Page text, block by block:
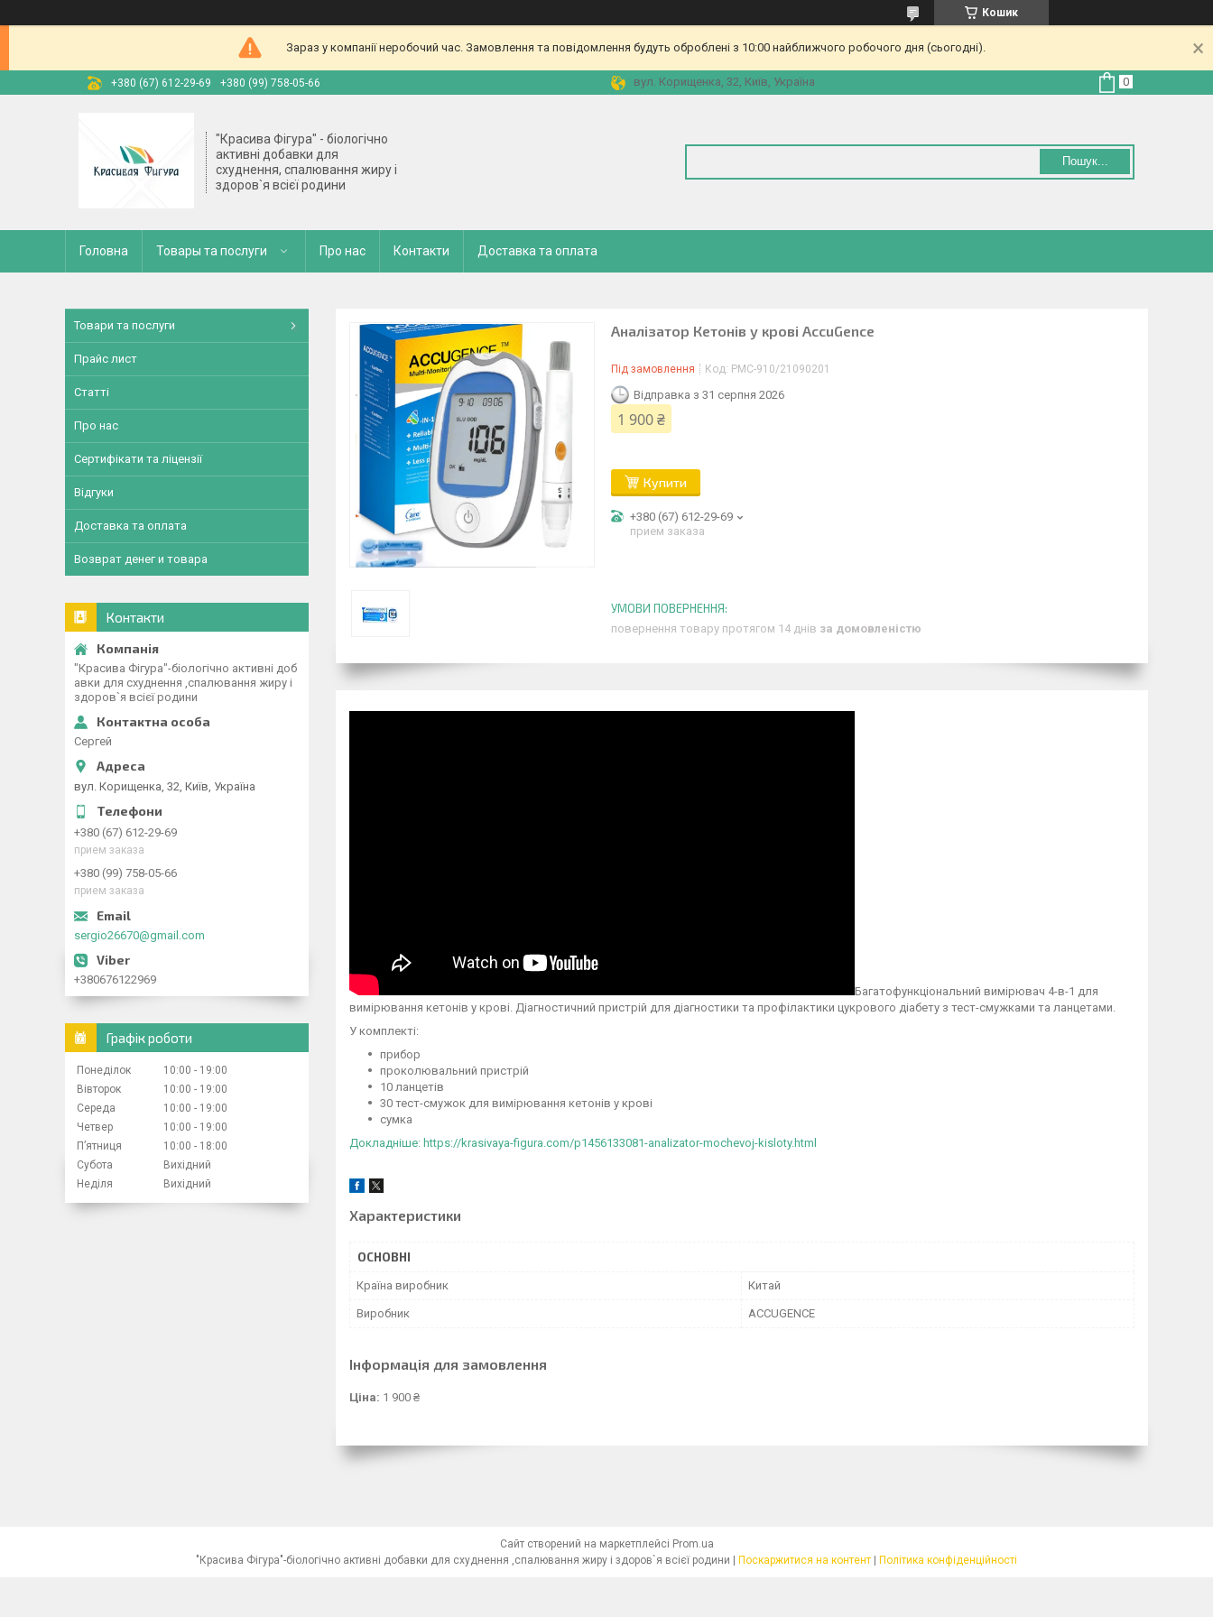
Кошик
Зараз у компанії неробочий час. Замовлення та повідомлення будуть оброблені з 10:00 найближчого робочого дня (сьогодні).
+380 (67) 612-29-69 +380 (99) 758-05-66 вул. Корищенка, 32, Київ, Україна
"Красива Фігура" - біологічно
активні добавки для
схуднення, спалювання жиру і
здоров`я всієї родини
Пошук...
Головна Товары та послуги Про нас Контакти Доставка та оплата
Аналізатор Кетонів у крові AccuGence
Під замовлення Код: PMC-910/21090201
Відправка з 31 серпня 2026
1 900 ₴
Купити
+380 (67) 612-29-69
прием заказа
повернення товару протягом 14 днів за домовленістю
Багатофункціональний вимірювач 4-в-1 для
вимірювання кетонів у крові. Діагностичний пристрій для діагностики та профілактики цукрового діабету з тест-смужками та ланцетами.
У комплекті:
прибор
проколювальний пристрій
10 ланцетів
30 тест-смужок для вимірювання кетонів у крові
сумка
Докладніше: https://krasivaya-figura.com/p1456133081-analizator-mochevoj-kisloty.html
Характеристики
ОСНОВНІ
Країна виробник Китай
Виробник ACCUGENCE
Інформація для замовлення
Ціна: 1 900 ₴
Товари та послуги
Прайс лист
Статті
Про нас
Сертифікати та ліцензії
Відгуки
Доставка та оплата
Возврат денег и товара
Контакти
"Красива Фігура"-біологічно активні доб
авки для схуднення ,спалювання жиру і
здоров`я всієї родини
Сергей
вул. Корищенка, 32, Київ, Україна
+380 (67) 612-29-69
прием заказа
+380 (99) 758-05-66
прием заказа
sergio26670@gmail.com
+380676122969
Графік роботи
Понеділок 10:00
19:00
Вівторок
10:00
19:00
Середа
10:00
19:00
Четвер
10:00
19:00
Пʼятниця
10:00
18:00
Субота
Вихідний
Неділя
Вихідний
Сайт створений на маркетплейсі Prom.ua
"Красива Фігура"-біологічно активні добавки для схуднення ,спалювання жиру і здоров`я всієї родини | Поскаржитися на контент | Політика конфіденційності